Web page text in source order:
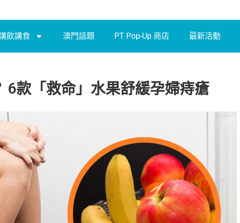
飲講食 澳門話題 PT Pop-Up 商店 最新活動
6款「救命」水果舒緩孕婦痔瘡